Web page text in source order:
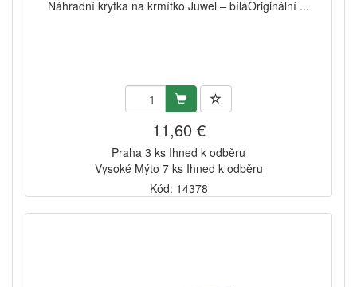
Náhradní krytka na krmítko Juwel – bíláOriginální ...
11,60 €
Praha 3 ks Ihned k odběru
Vysoké Mýto 7 ks Ihned k odběru
Kód: 14378